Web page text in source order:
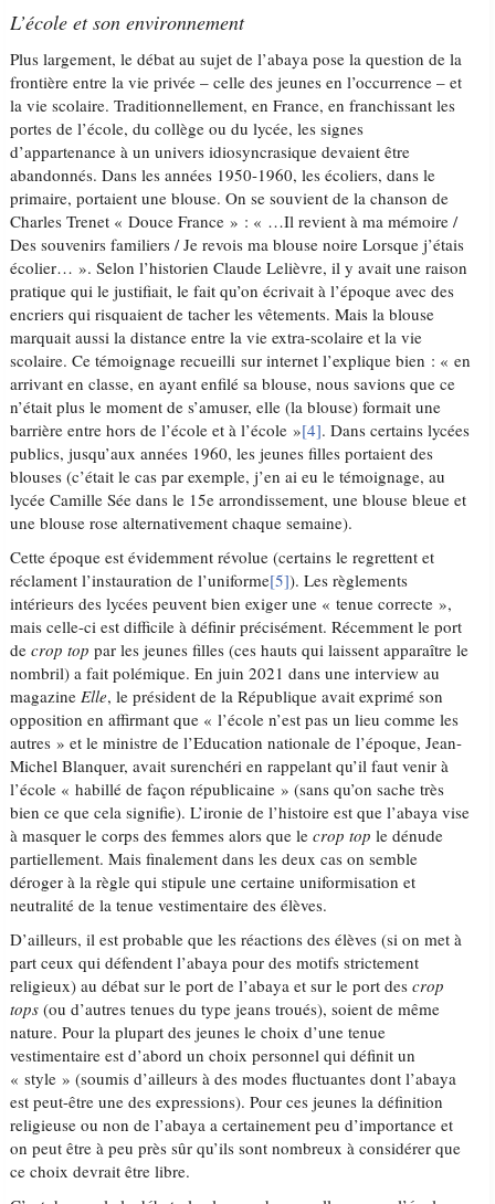
L’école et son environnement
Plus largement, le débat au sujet de l’abaya pose la question de la
frontière entre la vie privée – celle des jeunes en l’occurrence – et
la vie scolaire. Traditionnellement, en France, en franchissant les
portes de l’école, du collège ou du lycée, les signes
d’appartenance à un univers idiosyncrasique devaient être
abandonnés. Dans les années 1950-1960, les écoliers, dans le
primaire, portaient une blouse. On se souvient de la chanson de
Charles Trenet « Douce France » : « …Il revient à ma mémoire /
Des souvenirs familiers / Je revois ma blouse noire Lorsque j’étais
écolier… ». Selon l’historien Claude Lelièvre, il y avait une raison
pratique qui le justifiait, le fait qu’on écrivait à l’époque avec des
encriers qui risquaient de tacher les vêtements. Mais la blouse
marquait aussi la distance entre la vie extra-scolaire et la vie
scolaire. Ce témoignage recueilli sur internet l’explique bien : « en
arrivant en classe, en ayant enfilé sa blouse, nous savions que ce
n’était plus le moment de s’amuser, elle (la blouse) formait une
barrière entre hors de l’école et à l’école »[4]. Dans certains lycées
publics, jusqu’aux années 1960, les jeunes filles portaient des
blouses (c’était le cas par exemple, j’en ai eu le témoignage, au
lycée Camille Sée dans le 15e arrondissement, une blouse bleue et
une blouse rose alternativement chaque semaine).
Cette époque est évidemment révolue (certains le regrettent et
réclament l’instauration de l’uniforme[5]). Les règlements
intérieurs des lycées peuvent bien exiger une « tenue correcte »,
mais celle-ci est difficile à définir précisément. Récemment le port
decrop top par les jeunes filles (ces hauts qui laissent apparaître le
nombril) a fait polémique. En juin 2021 dans une interview au
magazineElle, le président de la République avait exprimé son
opposition en affirmant que « l’école n’est pas un lieu comme les
autres » et le ministre de l’Education nationale de l’époque, Jean-
Michel Blanquer, avait surenchéri en rappelant qu’il faut venir à
l’école « habillé de façon républicaine » (sans qu’on sache très
bien ce que cela signifie). L’ironie de l’histoire est que l’abaya vise
à masquer le corps des femmes alors que lecrop top le dénude
partiellement. Mais finalement dans les deux cas on semble
déroger à la règle qui stipule une certaine uniformisation et
neutralité de la tenue vestimentaire des élèves.
D’ailleurs, il est probable que les réactions des élèves (si on met à
part ceux qui défendent l’abaya pour des motifs strictement
religieux) au débat sur le port de l’abaya et sur le port descrop
tops (ou d’autres tenues du type jeans troués), soient de même
nature. Pour la plupart des jeunes le choix d’une tenue
vestimentaire est d’abord un choix personnel qui définit un
« style » (soumis d’ailleurs à des modes fluctuantes dont l’abaya
est peut-être une des expressions). Pour ces jeunes la définition
religieuse ou non de l’abaya a certainement peu d’importance et
on peut être à peu près sûr qu’ils sont nombreux à considérer que
ce choix devrait être libre.